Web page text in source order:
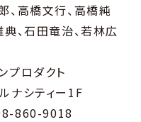
、高橋文行、高橋純
、石田竜治、若林広
プロダクト
ナシティー1F
860-9018